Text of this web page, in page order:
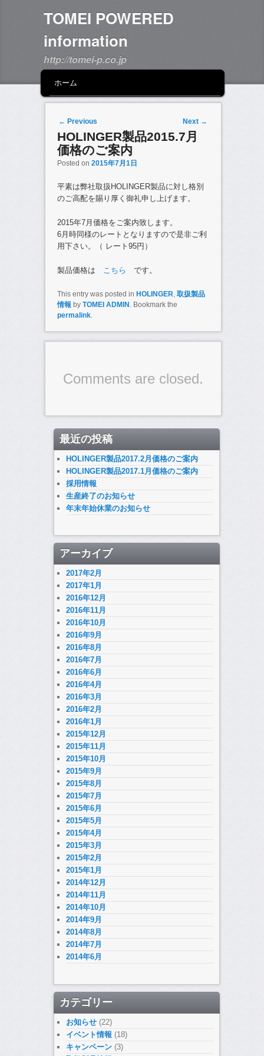
TOMEI POWERED
information
http://tomei-p.co.jp
SKIP TO PRIMARY CONTENT
SKIP TO SECONDARY CONTENT
ホーム
Post navigation
← Previous Next →
HOLINGER製品2015.7月
価格のご案内
Posted on 2015年7月1日
平素は弊社取扱HOLINGER製品に対し格別
のご高配を賜り厚く御礼申し上げます。
2015年7月価格をご案内致します。
6月時同様のレートとなりますので是非ご利
用下さい。（ レート95円）
製品価格は こちら です。
This entry was posted in HOLINGER, 取扱製品
情報 by TOMEI ADMIN . Bookmark the
permalink.
Comments are closed.
最近の投稿
HOLINGER製品2017.2月価格のご案内
HOLINGER製品2017.1月価格のご案内
採用情報
生産終了のお知らせ
年末年始休業のお知らせ
アーカイブ
2017年2月
2017年1月
2016年12月
2016年11月
2016年10月
2016年9月
2016年8月
2016年7月
2016年6月
2016年4月
2016年3月
2016年2月
2016年1月
2015年12月
2015年11月
2015年10月
2015年9月
2015年8月
2015年7月
2015年6月
2015年5月
2015年4月
2015年3月
2015年2月
2015年1月
2014年12月
2014年11月
2014年10月
2014年9月
2014年8月
2014年7月
2014年6月
カテゴリー
お知らせ(22)
イベント情報 (18)
キャンペーン(3)